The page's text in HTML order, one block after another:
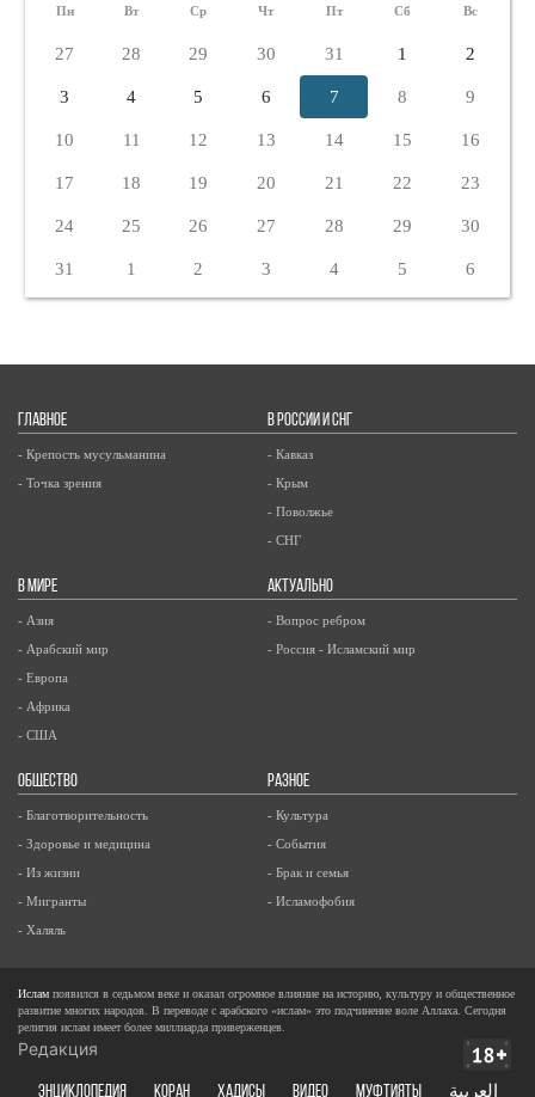
Пн Вт Ср Чт Пт Сб Вс
27 28 29 30 31 1 2
3 4 5 6 7 8 9
10 11 12 13 14 15 16
17 18 19 20 21 22 23
24 25 26 27 28 29 30
31 1 2 3 4 5 6
ГЛАВНОЕ
- Крепость мусульманина
- Точка зрения
В РОССИИ И СНГ
- Кавказ
- Крым
- Поволжье
- СНГ
В МИРЕ
- Азия
- Арабский мир
- Европа
- Африка
- США
АКТУАЛЬНО
- Вопрос ребром
- Россия - Исламский мир
ОБЩЕСТВО
- Благотворительность
- Здоровье и медицина
- Из жизни
- Мигранты
- Халяль
РАЗНОЕ
- Культура
- События
- Брак и семья
- Исламофобия
Ислам появился в седьмом веке и оказал огромное влияние на историю, культуру и общественное
развитие многих народов. В переводе с арабского «ислам» это подчинение воле Аллаха. Сегодня
религия ислам имеет более миллиарда приверженцев.
Редакция
ЭНЦИКЛОПЕДИЯ КОРАН ХАДИСЫ ВИДЕО Муфтияты العربية